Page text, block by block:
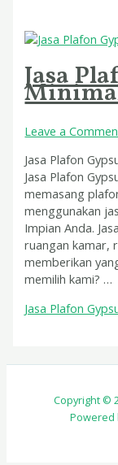
Jasa
Leave a
Jasa Plafon
Jasa Plafon
memasang
menggunakan
Impian Anda.
ruangan kamar,
memberikan
memilih kami? …
Jasa Plafon
Copyright ©
Powered